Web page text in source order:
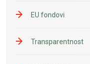
EU fondovi
Transparentnost